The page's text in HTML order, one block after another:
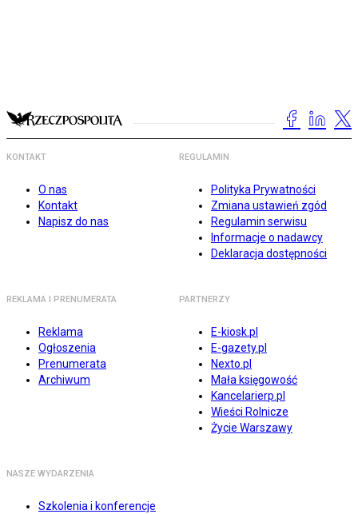
KONTAKT
O nas
Kontakt
Napisz do nas
REGULAMIN
Polityka Prywatności
Zmiana ustawień zgód
Regulamin serwisu
Informacje o nadawcy
Deklaracja dostępności
REKLAMA I PRENUMERATA
Reklama
Ogłoszenia
Prenumerata
Archiwum
PARTNERZY
E-kiosk.pl
E-gazety.pl
Nexto.pl
Mała księgowość
Kancelarierp.pl
Wieści Rolnicze
Życie Warszawy
NASZE WYDARZENIA
Szkolenia i konferencje